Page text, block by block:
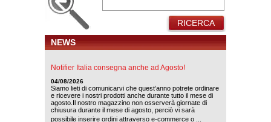
RICERCA
NEWS
Notifier Italia consegna anche ad Agosto!
04/08/2026
Siamo lieti di comunicarvi che quest’anno potrete ordinare
e ricevere i nostri prodotti anche durante tutto il mese di
agosto.Il nostro magazzino non osserverà giornate di
chiusura durante il mese di agosto, perciò vi sarà
possibile inserire ordini attraverso e-commerce o ...